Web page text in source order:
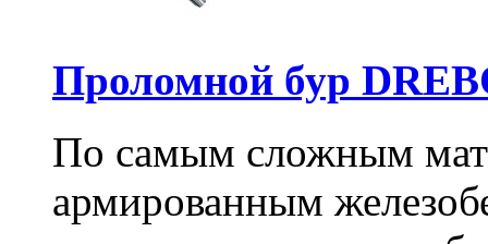
Проломной бур
По самым сложным
армированным